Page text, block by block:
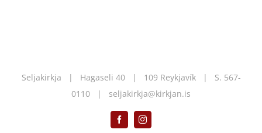
Seljakirkja | Hagaseli 40 | 109 Reykjavík | S. 567-
0110 | seljakirkja@kirkjan.is
FacebookInstagram